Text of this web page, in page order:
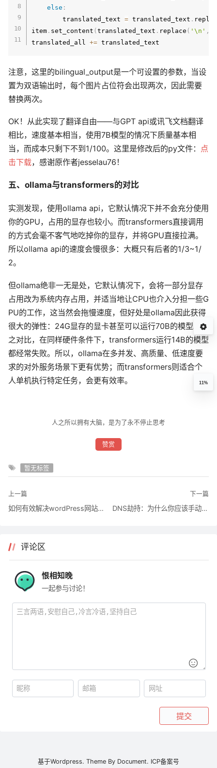
else :
        translated_text
= translated_text .
item . set_content (translated_text . replace ( '\n' ,
translated_all +=
注意，这里的bilingual_output是一个可设置的参数，当设
置为双语输出时，每个图片占位符会出现两次，因此需要
替换两次。
OK！从此实现了翻译自由——与GPT api或讯飞文档翻译
相比，速度基本相当，使用7B模型的情况下质量基本相
当，而成本只剩下不到1/100。这里是修改后的py文件： 点
击下载，感谢原作者jesselau76！
五、ollama与transformers的对比
实测发现，使用ollama api，它默认情况下并不会充分使用
你的GPU，占用的显存也较小。而transformers直接调用
的方式会毫不客气地吃掉你的显存，并将GPU直接拉满。
所以ollama api的速度会慢很多：大概只有后者的1/3~1/
2。
但ollama绝非一无是处，它默认情况下，会将一部分显存
占用改为系统内存占用，并适当地让CPU也介入分担一些G
PU的工作，这当然会拖慢速度，但好处是ollama因此获得
很大的弹性：24G显存的显卡甚至可以运行70B的模型。与
之对比，在同样硬件条件下，transformers运行14B的模型
都经常失败。所以，ollama在多并发、高质量、低速度要
求的对外服务场景下更有优势；而transformers则适合个
人单机执行特定任务，会更有效率。
人之所以拥有大脑，是为了永不停止思考
赞赏
暂无标签
上一篇
如何有效解决wordPress网站被种木马
下一篇
DNS劫持：为什么你应该手动编辑YML？
评论区
恨相知晚
一起参与讨论！
提交
11%
基于Wordpress. Theme By Document. ICP备案号